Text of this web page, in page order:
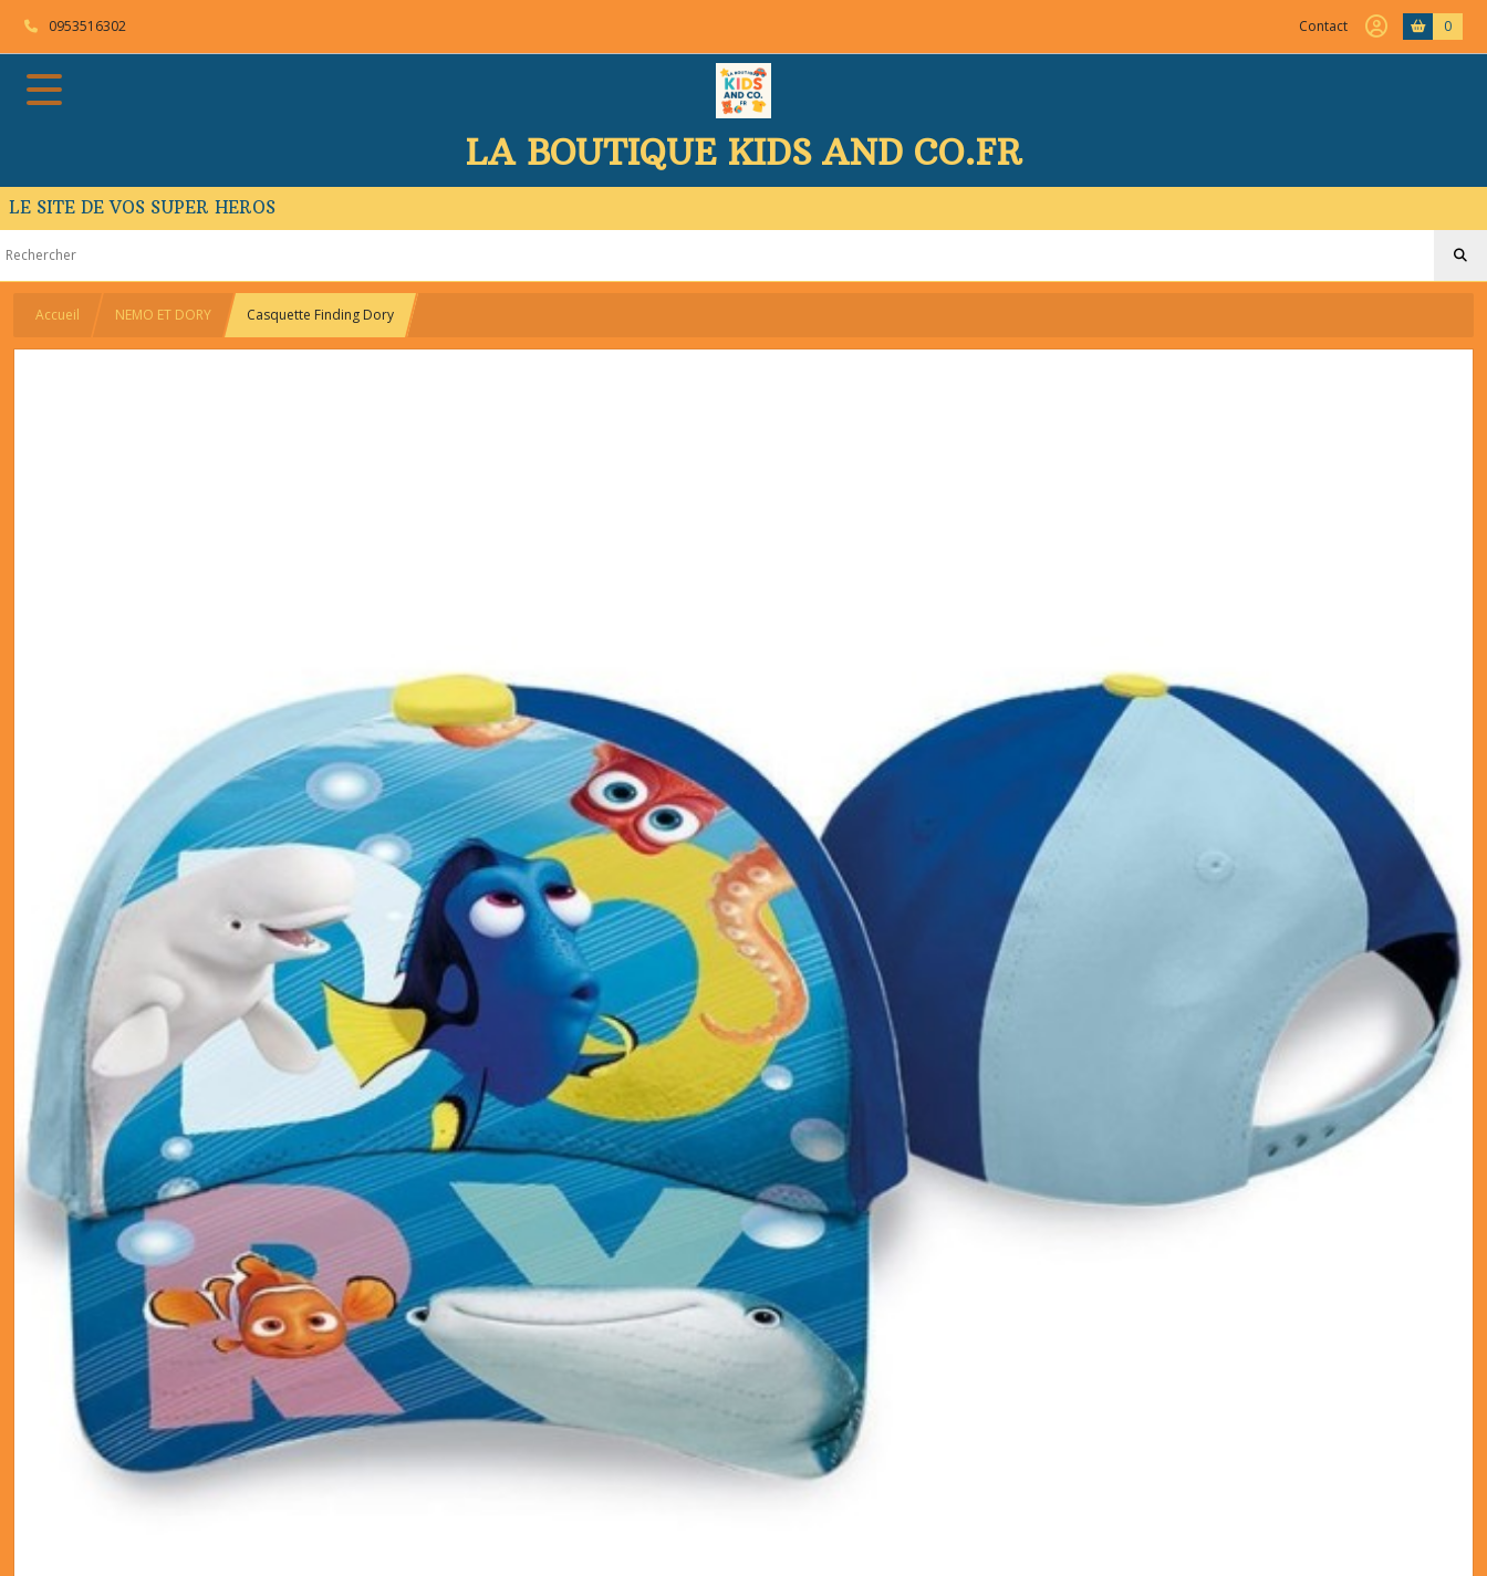
0953516302 Contact 0
LA BOUTIQUE KIDS AND CO.FR
LE SITE DE VOS SUPER HEROS
Accueil NEMO ET DORY Casquette Finding Dory